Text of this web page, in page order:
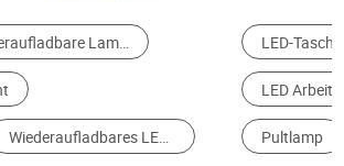
Sonnenlamp
Notbeleuchtung